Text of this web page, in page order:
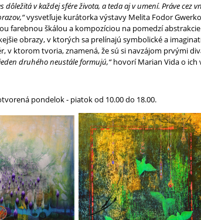
dôležitá v každej sfére života, a teda aj v umení. Práve cez
vysvetľuje kurátorka výstavy Melita Fodor
farebnou škálou a kompozíciou na pomedzí
obrazy, v ktorých sa prelínajú symbolické a
v ktorom tvoria, znamená, že sú si navzájom prvými
druhého neustále formujú,“hovorí Marian Vida o
pondelok - piatok od 10.00 do 18.00.